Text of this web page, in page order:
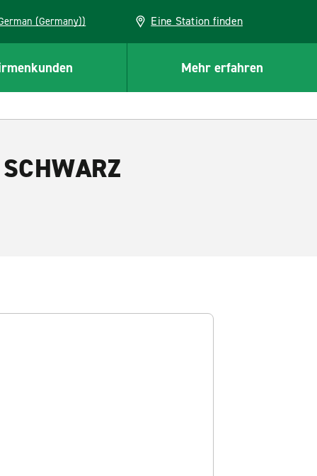
(German (Germany)) Eine Station finden
Mehr erfahren